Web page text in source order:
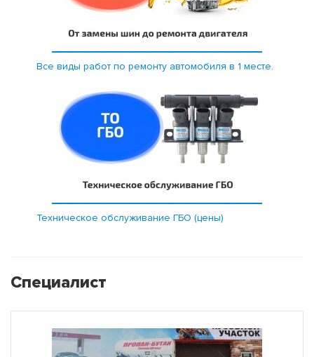
Все виды работ по ремонту автомобиля в 1 месте.
Техническое обслуживание ГБО (цены)
Специалист